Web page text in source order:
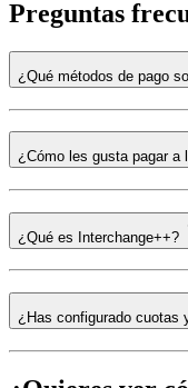
Preguntas
¿Qué métodos de pago
¿Cómo les gusta pagar a
¿Qué es Interchange++?
¿Has configurado cuotas